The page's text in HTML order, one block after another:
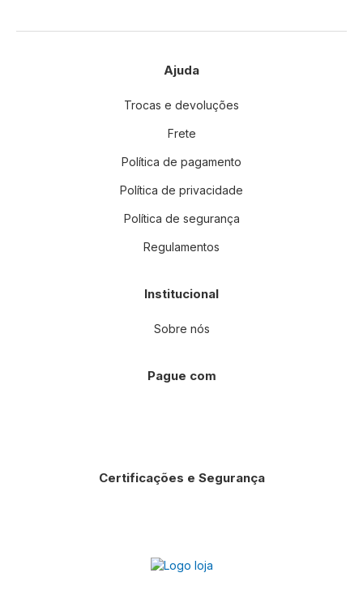
Ajuda
Trocas e devoluções
Frete
Política de pagamento
Política de privacidade
Política de segurança
Regulamentos
Institucional
Sobre nós
Pague com
Certificações e Segurança